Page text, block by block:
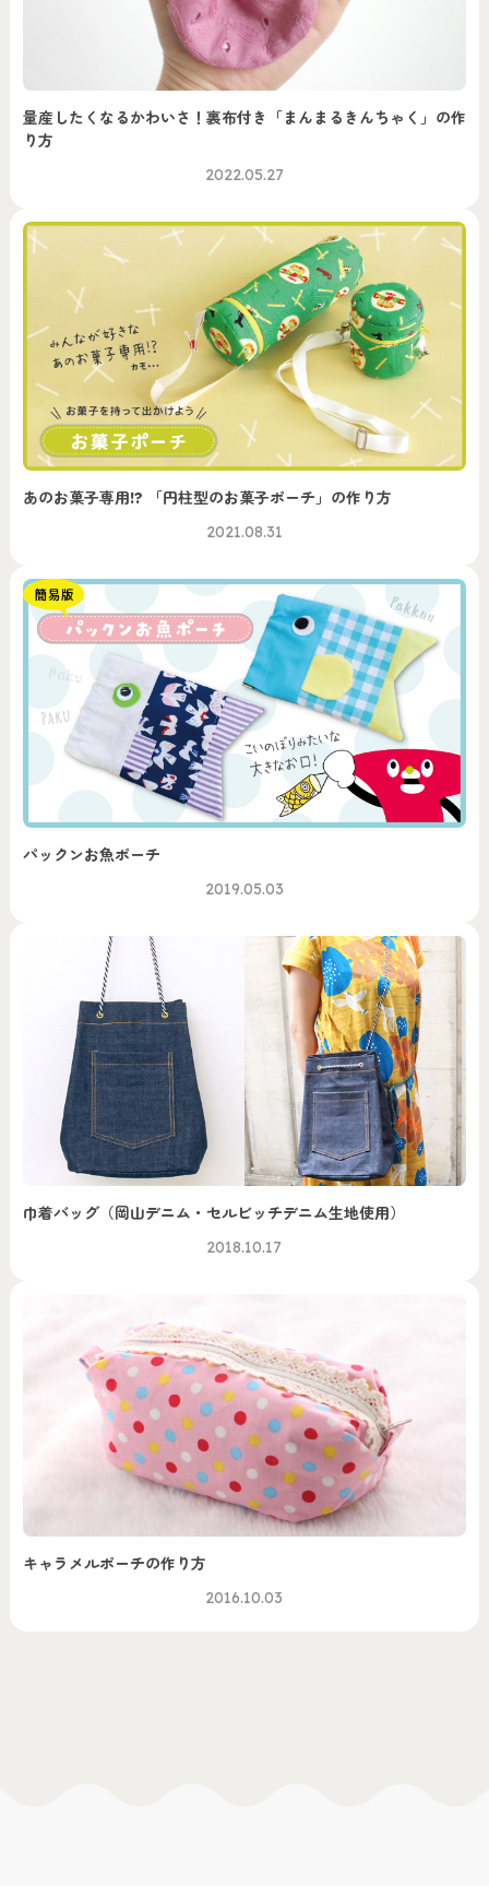
量産したくなるかわいさ！裏布付き「まんまるきんちゃく」の作
り方
2022.05.27
あのお菓子専用!? 「円柱型のお菓子ポーチ」の作り方
2021.08.31
パックンお魚ポーチ
2019.05.03
巾着バッグ（岡山デニム・セルビッチデニム生地使用）
2018.10.17
キャラメルポーチの作り方
2016.10.03